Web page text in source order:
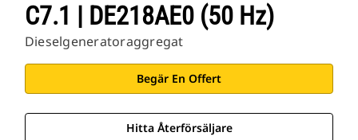
C7.1 | DE218AE0 (50 Hz)
Dieselgeneratoraggregat
Begär En Offert
Hitta Återförsäljare